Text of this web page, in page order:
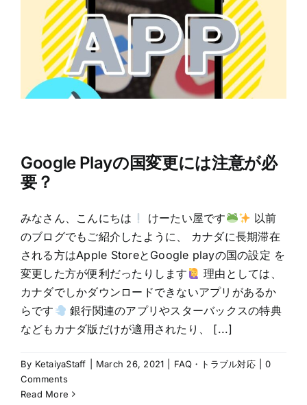
Google Playの国変更には注意が必
要？
みなさん、こんにちは けーたい屋です
以前
のブログでもご紹介したように、 カナダに長期滞在
される方はApple StoreとGoogle playの国の設定 を
変更した方が便利だったりします
理由としては、
カナダでしかダウンロードできないアプリがあるか
らです
銀行関連のアプリやスターバックスの特典
などもカナダ版だけが適用されたり、 [...]
By KetaiyaStaff March 26, 2021 FAQ・トラブル対応
0
Comments
Read More